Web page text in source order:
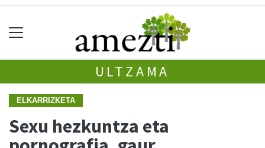
ULTZAMA
ELKARRIZKETA
Sexu hezkuntza eta